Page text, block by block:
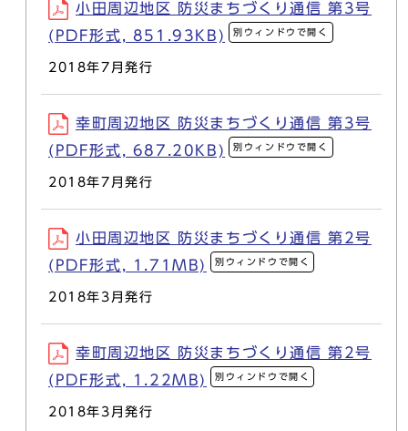
小田周辺地区 防災まちづくり通信 第3号
(PDF形式, 851.93KB)
別ウィンドウで開く
2018年7月発行
幸町周辺地区 防災まちづくり通信 第3号
(PDF形式, 687.20KB)
別ウィンドウで開く
2018年7月発行
小田周辺地区 防災まちづくり通信 第2号
(PDF形式, 1.71MB)
別ウィンドウで開く
2018年3月発行
幸町周辺地区 防災まちづくり通信 第2号
(PDF形式, 1.22MB)
別ウィンドウで開く
2018年3月発行